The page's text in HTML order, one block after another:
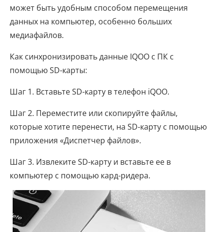
может быть удобным способом перемещения
данных на компьютер, особенно больших
медиафайлов.
Как синхронизировать данные IQOO с ПК с
помощью SD-карты:
Шаг 1. Вставьте SD-карту в телефон iQOO.
Шаг 2. Переместите или скопируйте файлы,
которые хотите перенести, на SD-карту с помощью
приложения «Диспетчер файлов».
Шаг 3. Извлеките SD-карту и вставьте ее в
компьютер с помощью кард-ридера.